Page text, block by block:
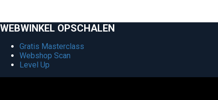
WEBWINKEL OPSCHALEN
Gratis Masterclass
Webshop Scan
Level Up